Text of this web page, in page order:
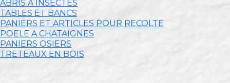
ABRIS A INSECTES
TABLES ET BANCS
PANIERS ET ARTICLES POUR RECOLTE
POELE A CHATAIGNES
PANIERS OSIERS
TRETEAUX EN BOIS